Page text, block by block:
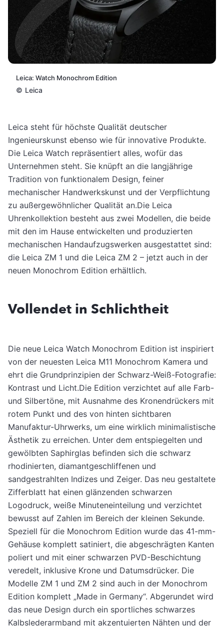
Leica: Watch Monochrom Edition
© Leica
Leica steht für höchste Qualität deutscher
Ingenieurskunst ebenso wie für innovative Produkte.
Die Leica Watch repräsentiert alles, wofür das
Unternehmen steht. Sie knüpft an die langjährige
Tradition von funktionalem Design, feiner
mechanischer Handwerkskunst und der Verpflichtung
zu außergewöhnlicher Qualität an.Die Leica
Uhrenkollektion besteht aus zwei Modellen, die beide
mit den im Hause entwickelten und produzierten
mechanischen Handaufzugswerken ausgestattet sind:
die Leica ZM 1 und die Leica ZM 2 – jetzt auch in der
neuen Monochrom Edition erhältlich.
Vollendet in Schlichtheit
Die neue Leica Watch Monochrom Edition ist inspiriert
von der neuesten Leica M11 Monochrom Kamera und
ehrt die Grundprinzipien der Schwarz-Weiß-Fotografie:
Kontrast und Licht.Die Edition verzichtet auf alle Farb-
und Silbertöne, mit Ausnahme des Kronendrückers mit
rotem Punkt und des von hinten sichtbaren
Manufaktur-Uhrwerks, um eine wirklich minimalistische
Ästhetik zu erreichen. Unter dem entspiegelten und
gewölbten Saphirglas befinden sich die schwarz
rhodinierten, diamantgeschliffenen und
sandgestrahlten Indizes und Zeiger. Das neu gestaltete
Zifferblatt hat einen glänzenden schwarzen
Logodruck, weiße Minuteneinteilung und verzichtet
bewusst auf Zahlen im Bereich der kleinen Sekunde.
Speziell für die Monochrom Edition wurde das 41-mm-
Gehäuse komplett satiniert, die abgeschrägten Kanten
poliert und mit einer schwarzen PVD-Beschichtung
veredelt, inklusive Krone und Datumsdrücker. Die
Modelle ZM 1 und ZM 2 sind auch in der Monochrom
Edition komplett „Made in Germany“. Abgerundet wird
das neue Design durch ein sportliches schwarzes
Kalbslederarmband mit akzentuierten Nähten und der